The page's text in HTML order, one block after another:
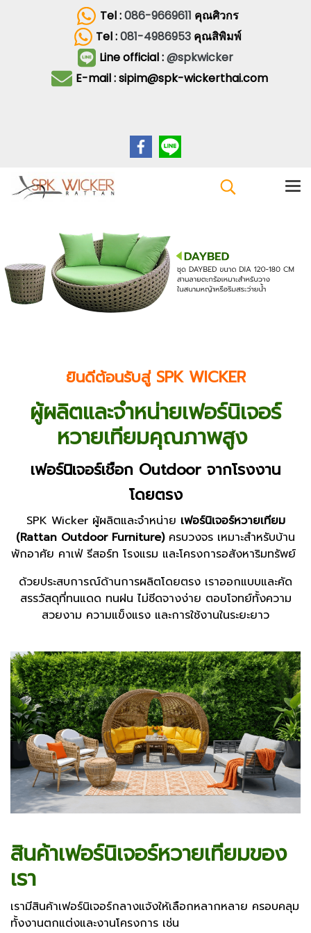
Tel :086-9669611 คุณศิวกร
Tel :081-4986953 คุณสิพิมพ์
Line official :@spkwicker
E-mail : sipim@spk-wickerthai.com
ยินดีต้อนรับสู่ SPK WICKER
ผู้ผลิตและจำหน่ายเฟอร์นิเจอร์
หวายเทียมคุณภาพสูง
เฟอร์นิเจอร์เชือก Outdoor จากโรงงาน
โดยตรง
SPK Wicker ผู้ผลิตและจำหน่าย เฟอร์นิเจอร์หวายเทียม
(Rattan Outdoor Furniture)ครบวงจร เหมาะสำหรับบ้าน
พักอาศัย คาเฟ่ รีสอร์ท โรงแรม และโครงการอสังหาริมทรัพย์
ด้วยประสบการณ์ด้านการผลิตโดยตรง เราออกแบบและคัด
สรรวัสดุที่ทนแดด ทนฝน ไม่ซีดจางง่าย ตอบโจทย์ทั้งความ
สวยงาม ความแข็งแรง และการใช้งานในระยะยาว
สินค้าเฟอร์นิเจอร์หวายเทียมของ
เรา
เรามีสินค้าเฟอร์นิเจอร์กลางแจ้งให้เลือกหลากหลาย ครอบคลุม
ทั้งงานตกแต่งและงานโครงการ เช่น